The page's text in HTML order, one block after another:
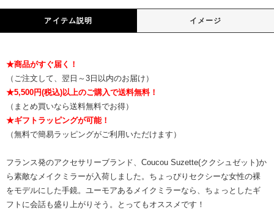
アイテム説明 イメージ
★商品がすぐ届く！
（ご注文して、翌日～3日以内のお届け）
★5,500円(税込)以上のご購入で送料無料！
（まとめ買いなら送料無料でお得）
★ギフトラッピングが可能！
（無料で簡易ラッピングがご利用いただけます）
フランス発のアクセサリーブランド、Coucou Suzette(ククシュゼット)か
ら素敵なメイクミラーが入荷しました。ちょっぴりセクシーな女性の裸
をモデルにした手鏡。ユーモアあるメイクミラーなら、ちょっとしたギ
フトに会話も盛り上がりそう。とってもオススメです！